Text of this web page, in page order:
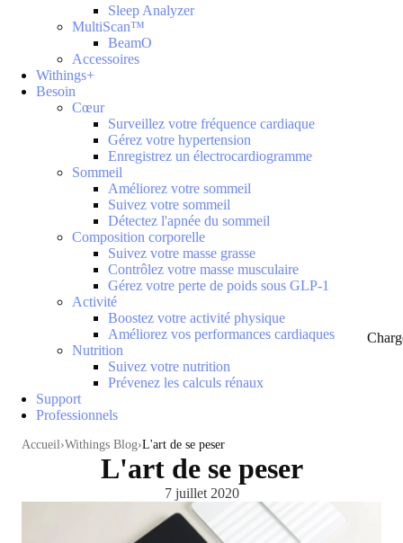
Sleep Analyzer
MultiScan™
BeamO
Accessoires
Withings+
Besoin
Cœur
Surveillez votre fréquence cardiaque
Gérez votre hypertension
Enregistrez un électrocardiogramme
Sommeil
Améliorez votre sommeil
Suivez votre sommeil
Détectez l'apnée du sommeil
Composition corporelle
Suivez votre masse grasse
Contrôlez votre masse musculaire
Gérez votre perte de poids sous GLP-1
Activité
Boostez votre activité physique
Améliorez vos performances cardiaques
Nutrition
Suivez votre nutrition
Prévenez les calculs rénaux
Support
Professionnels
Accueil Withings Blog L'art de se peser
L'art de se peser
7 juillet 2020